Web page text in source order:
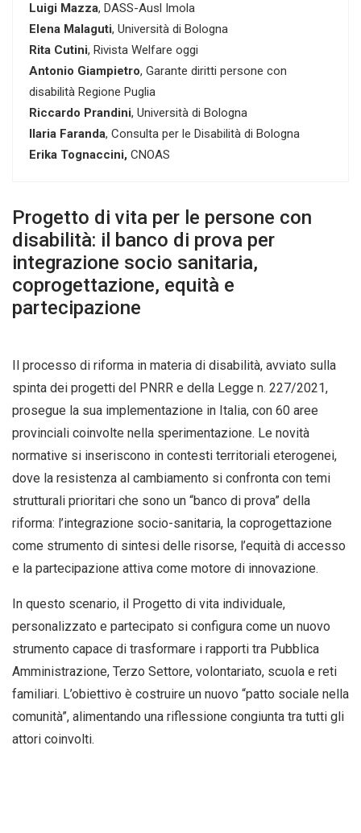
Luigi Mazza, DASS-Ausl Imola
Elena Malaguti, Università di Bologna
Rita Cutini, Rivista Welfare oggi
Antonio Giampietro, Garante diritti persone con
disabilità Regione Puglia
Riccardo Prandini, Università di Bologna
Ilaria Faranda, Consulta per le Disabilità di Bologna
Erika Tognaccini, CNOAS
Progetto di vita per le persone con
disabilità: il banco di prova per
integrazione socio sanitaria,
coprogettazione, equità e
partecipazione
Il processo di riforma in materia di disabilità, avviato sulla
spinta dei progetti del PNRR e della Legge n. 227/2021,
prosegue la sua implementazione in Italia, con 60 aree
provinciali coinvolte nella sperimentazione. Le novità
normative si inseriscono in contesti territoriali eterogenei,
dove la resistenza al cambiamento si confronta con temi
strutturali prioritari che sono un “banco di prova” della
riforma: l’integrazione socio-sanitaria, la coprogettazione
come strumento di sintesi delle risorse, l’equità di accesso
e la partecipazione attiva come motore di innovazione.
In questo scenario, il Progetto di vita individuale,
personalizzato e partecipato si configura come un nuovo
strumento capace di trasformare i rapporti tra Pubblica
Amministrazione, Terzo Settore, volontariato, scuola e reti
familiari. L’obiettivo è costruire un nuovo “patto sociale nella
comunità”, alimentando una riflessione congiunta tra tutti gli
attori coinvolti.